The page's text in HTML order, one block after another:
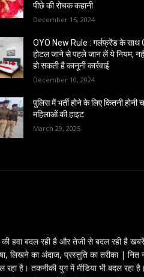
पीछे की रोचक कहानी
December 15, 2024
OYO New Rule : गर्लफ्रेंड के साथ
होटल जाने से पहले जान लें ये नियम,
हो सकती है कानूनी कार्रवाई
December 10, 2024
पुलिस में भर्ती होने के लिए कितनी होनी
महिलाओं की हाइट
March 29, 2025
हवा बदल रही है और तेजी से बदल रही है
लिखने का अंदाज, प्रस्तुति का तरीका | नित
रहा है। तकनीकी युग में मीडिया भी बदल रहा है।